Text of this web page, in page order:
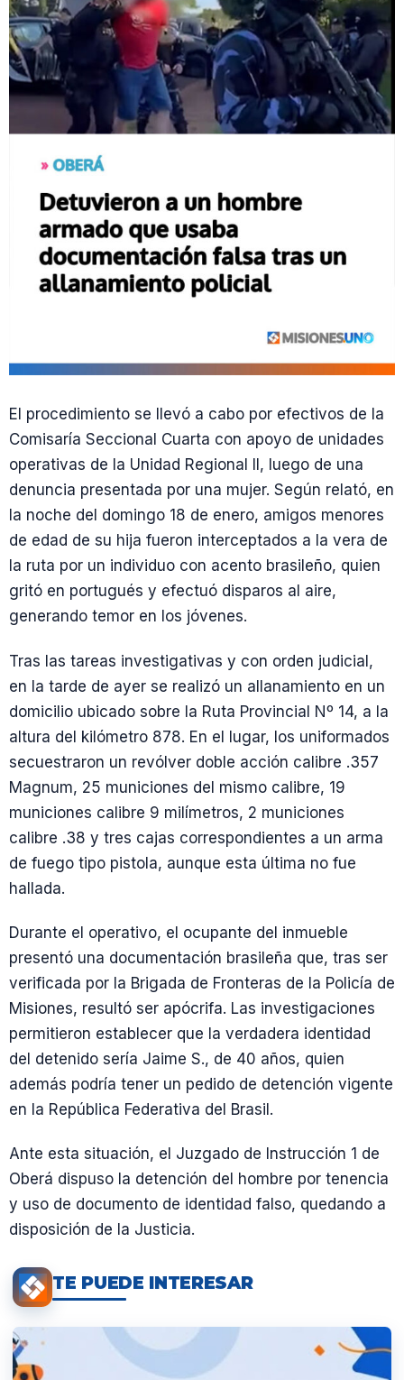
El procedimiento se llevó a cabo por efectivos de la
Comisaría Seccional Cuarta con apoyo de unidades
operativas de la Unidad Regional II, luego de una
denuncia presentada por una mujer. Según relató, en
la noche del domingo 18 de enero, amigos menores
de edad de su hija fueron interceptados a la vera de
la ruta por un individuo con acento brasileño, quien
gritó en portugués y efectuó disparos al aire,
generando temor en los jóvenes.
Tras las tareas investigativas y con orden judicial,
en la tarde de ayer se realizó un allanamiento en un
domicilio ubicado sobre la Ruta Provincial Nº 14, a la
altura del kilómetro 878. En el lugar, los uniformados
secuestraron un revólver doble acción calibre .357
Magnum, 25 municiones del mismo calibre, 19
municiones calibre 9 milímetros, 2 municiones
calibre .38 y tres cajas correspondientes a un arma
de fuego tipo pistola, aunque esta última no fue
hallada.
Durante el operativo, el ocupante del inmueble
presentó una documentación brasileña que, tras ser
verificada por la Brigada de Fronteras de la Policía de
Misiones, resultó ser apócrifa. Las investigaciones
permitieron establecer que la verdadera identidad
del detenido sería Jaime S., de 40 años, quien
además podría tener un pedido de detención vigente
en la República Federativa del Brasil.
Ante esta situación, el Juzgado de Instrucción 1 de
Oberá dispuso la detención del hombre por tenencia
y uso de documento de identidad falso, quedando a
disposición de la Justicia.
TE PUEDE INTERESAR